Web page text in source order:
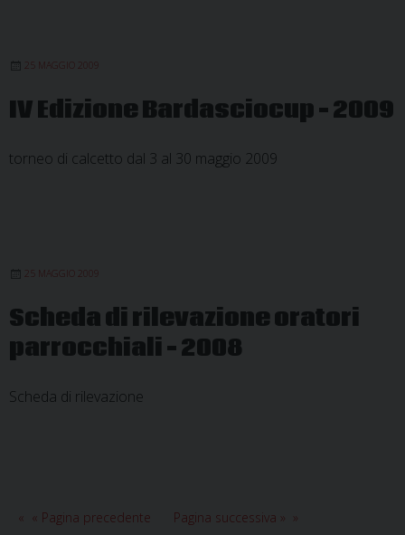
25 MAGGIO 2009
IV Edizione Bardasciocup – 2009
torneo di calcetto dal 3 al 30 maggio 2009
25 MAGGIO 2009
Scheda di rilevazione oratori
parrocchiali – 2008
Scheda di rilevazione
« Pagina precedente Pagina successiva »